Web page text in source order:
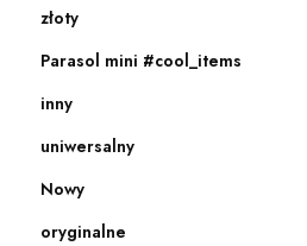
złoty
Parasol mini #cool_items
inny
uniwersalny
Nowy
oryginalne